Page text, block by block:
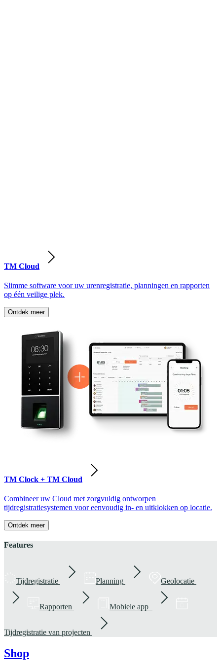
TM Cloud
Slimme software voor uw urenregistratie, planningen en rapporten
op één veilige plek.
Ontdek meer
TM Clock + TM Cloud
Combineer uw Cloud met zorgvuldig ontworpen
tijdregistratiesystemen voor eenvoudig in- en uitklokken op locatie.
Ontdek meer
Features
Tijdregistratie Planning Geolocatie
Rapporten Mobiele app
Tijdregistratie van projecten
Shop